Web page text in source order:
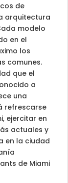
de
arquitectura
modelo
en el
los
comunes.
que el
a
una
refrescarse
ejercitar en
actuales y
en la ciudad
de Miami